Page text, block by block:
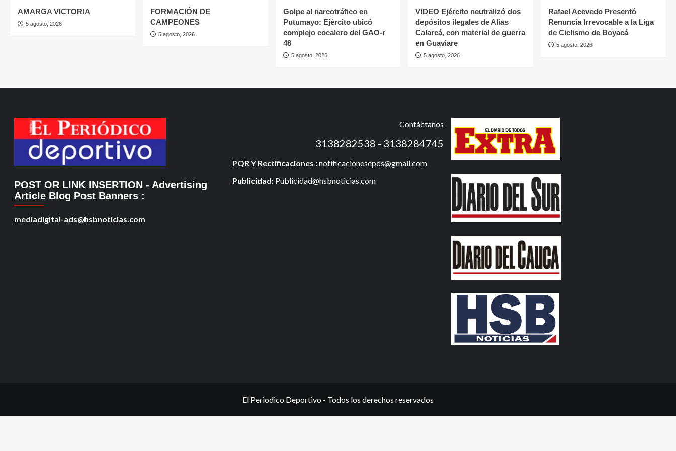
AMARGA VICTORIA
5 agosto, 2026
FORMACIÓN DE
CAMPEONES
5 agosto, 2026
Golpe al narcotráfico en
Putumayo: Ejército ubicó
complejo cocalero del GAO-r
48
5 agosto, 2026
VIDEO Ejército neutralizó dos
depósitos ilegales de Alias
Calarcá, con material de guerra
en Guaviare
5 agosto, 2026
Rafael Acevedo Presentó
Renuncia Irrevocable a la Liga
de Ciclismo de Boyacá
5 agosto, 2026
POST OR LINK INSERTION - Advertising
Article Blog Post Banners :
mediadigital-ads@hsbnoticias.com
Contáctanos
3138282538 - 3138284745
PQR Y Rectificaciones :notificacionesepds@gmail.com
Publicidad: Publicidad@hsbnoticias.com